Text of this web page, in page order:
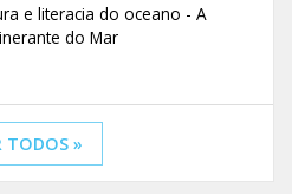
e literacia do oceano - A
do Mar
TODOS »